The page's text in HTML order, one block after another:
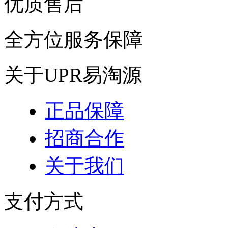
全方位服务保障
关于UPR易淘源
正品保障
招商合作
关于我们
支付方式